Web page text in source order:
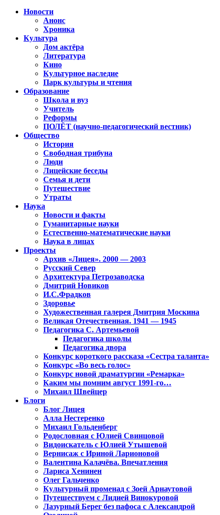
Новости
Анонс
Хроника
Культура
Дом актёра
Литература
Кино
Культурное наследие
Парк культуры и чтения
Образование
Школа и вуз
Учитель
Реформы
ПОЛЁТ (научно-педагогический вестник)
Общество
История
Свободная трибуна
Люди
Лицейские беседы
Семья и дети
Путешествие
Утраты
Наука
Новости и факты
Гуманитарные науки
Естественно-математические науки
Наука в лицах
Проекты
Архив «Лицея». 2000 — 2003
Русский Север
Архитектура Петрозаводска
Дмитрий Новиков
И.С.Фрадков
Здоровье
Художественная галерея Дмитрия Москина
Великая Отечественная. 1941 — 1945
Педагогика С. Артемьевой
Педагогика школы
Педагогика двора
Конкурс короткого рассказа «Сестра таланта»
Конкурс «Во весь голос»
Конкурс новой драматургии «Ремарка»
Каким мы помним август 1991-го…
Михаил Швейцер
Блоги
Блог Лицея
Алла Нестеренко
Михаил Гольденберг
Родословная с Юлией Свинцовой
Видоискатель с Юлией Утышевой
Вернисаж с Ириной Ларионовой
Валентина Калачёва. Впечатления
Лариса Хенинен
Олег Гальченко
Культурный променад с Зоей Арнаутовой
Путешествуем с Лидией Винокуровой
Лазурный Берег без пафоса с Александрой